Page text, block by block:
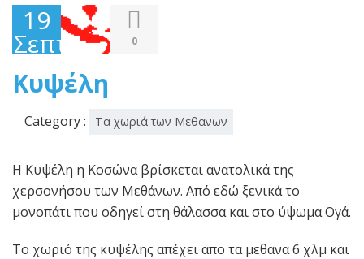
19
Σεπτεμβρίου
2015
0
Κυψέλη
Category : Τα χωριά των Μεθανων
Η Κυψέλη η Κοσώνα βρίσκεται ανατολικά της
χερσονήσου των Μεθάνων. Από εδώ ξενικά το
μονοπάτι που οδηγεί στη θάλασσα και στο ύψωμα Ογά.
Το χωριό της κυψέλης απέχει απο τα μεθανα 6 χλμ και